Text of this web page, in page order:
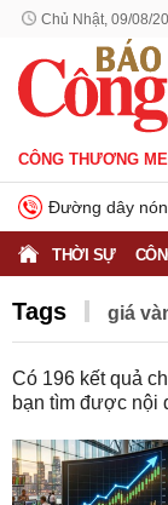
Chủ Nhật, 09/08/
CÔNG THƯƠNG
Đường dây
THỜI SỰ
Tags giá
Có 196 kết quả
bạn tìm được nội